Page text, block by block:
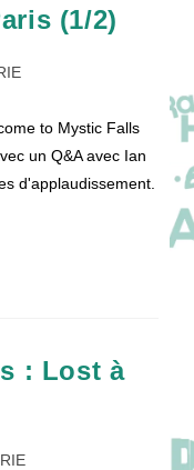
(1/2)
to Mystic Falls
un Q&A avec Ian
d'applaudissement.
: Lost à